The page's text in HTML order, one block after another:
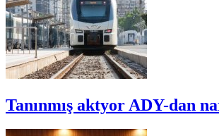
Tanınmış aktyor ADY-dan